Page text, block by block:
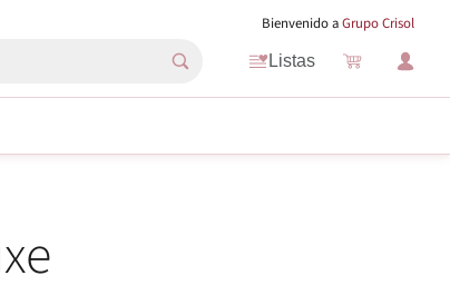
Bienvenido aGrupo Crisol
Listas